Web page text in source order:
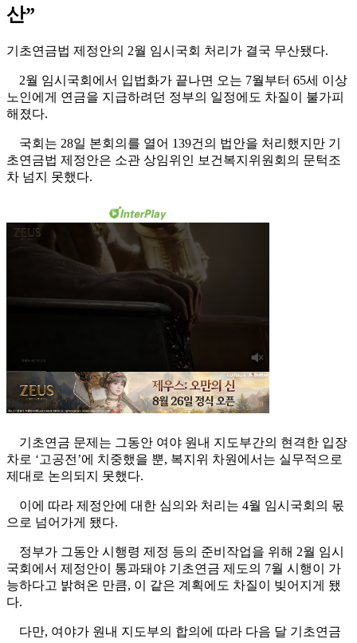
산”
기초연금법 제정안의 2월 임시국회 처리가 결국 무산됐다.
2월 임시국회에서 입법화가 끝나면 오는 7월부터 65세 이상
노인에게 연금을 지급하려던 정부의 일정에도 차질이 불가피
해졌다.
국회는 28일 본회의를 열어 139건의 법안을 처리했지만 기
초연금법 제정안은 소관 상임위인 보건복지위원회의 문턱조
차 넘지 못했다.
기초연금 문제는 그동안 여야 원내 지도부간의 현격한 입장
차로 ‘고공전’에 치중했을 뿐, 복지위 차원에서는 실무적으로
제대로 논의되지 못했다.
이에 따라 제정안에 대한 심의와 처리는 4월 임시국회의 몫
으로 넘어가게 됐다.
정부가 그동안 시행령 제정 등의 준비작업을 위해 2월 임시
국회에서 제정안이 통과돼야 기초연금 제도의 7월 시행이 가
능하다고 밝혀온 만큼, 이 같은 계획에도 차질이 빚어지게 됐
다.
다만, 여야가 원내 지도부의 합의에 따라 다음 달 기초연금